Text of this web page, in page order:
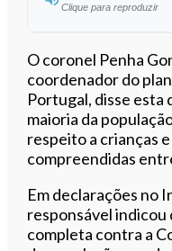
Clique para reproduzir
O coronel Penha
coordenador do
Portugal, disse esta
maioria da
respeito a crianças
compreendidas
Em declarações no
responsável indicou
completa contra a